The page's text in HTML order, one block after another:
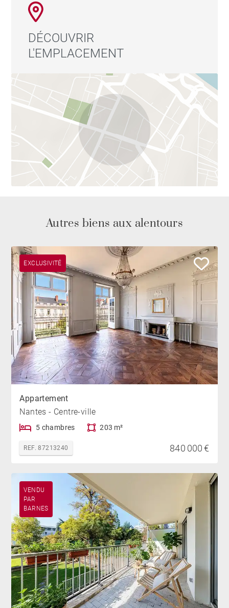
DÉCOUVRIR
L'EMPLACEMENT
Autres biens aux alentours
EXCLUSIVITÉ
Appartement
Nantes - Centre-ville
5 chambres 203 m²
REF. 87213240 840 000 €
VENDU
PAR
BARNES